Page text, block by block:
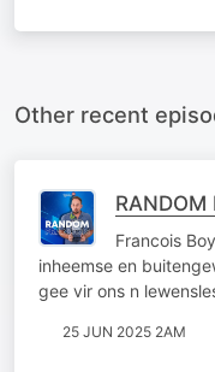
Other recent
RANDOM
Francois
inheemse en
gee vir ons n
25 JUN 2025 2AM